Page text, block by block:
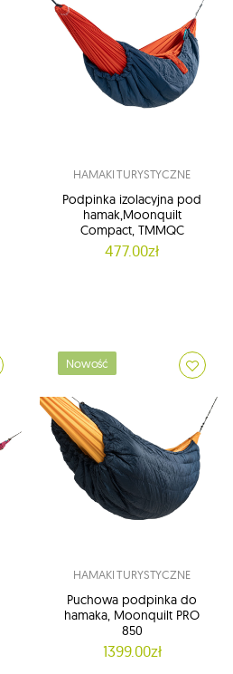
HAMAKI TURYSTYCZNE
Podpinka izolacyjna pod
hamak,Moonquilt
Compact, TMMQC
477.00zł
Nowość
HAMAKI TURYSTYCZNE
Puchowa podpinka do
hamaka, Moonquilt PRO
850
1399.00zł